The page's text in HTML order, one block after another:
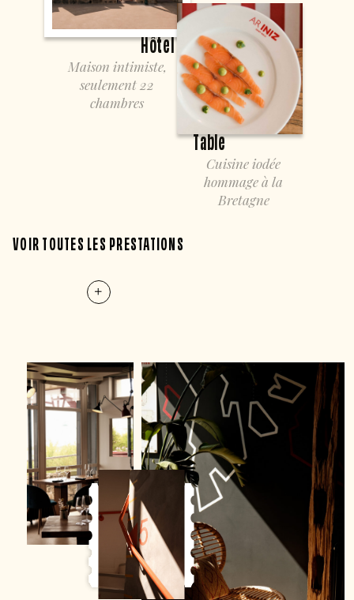
Hôtel
Maison intimiste,
seulement 22
chambres
Table
Cuisine iodée
hommage à la
Bretagne
VOIR TOUTES LES PRESTATIONS